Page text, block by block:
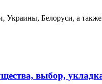
Украины, Белоруси, а
выбор,